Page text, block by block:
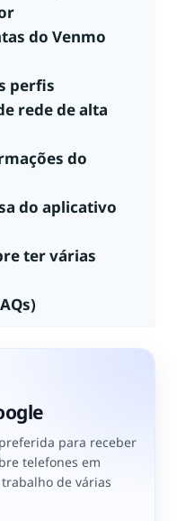
do Venmo
perfis
rede de alta
do
do aplicativo
ter várias
para receber
telefones em
de várias